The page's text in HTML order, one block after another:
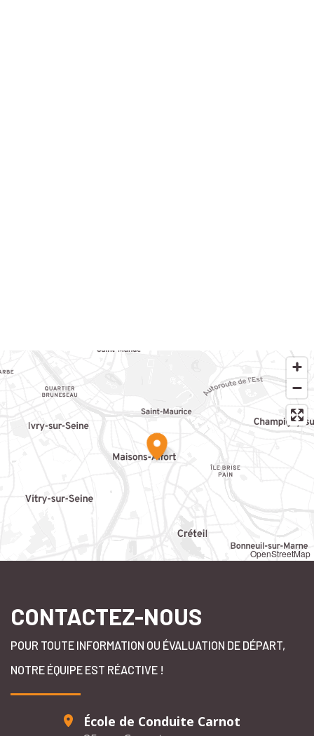
OpenStreetMap
CONTACTEZ-NOUS
POUR TOUTE INFORMATION OU ÉVALUATION DE DÉPART,
NOTRE ÉQUIPE EST RÉACTIVE !
École de Conduite Carnot